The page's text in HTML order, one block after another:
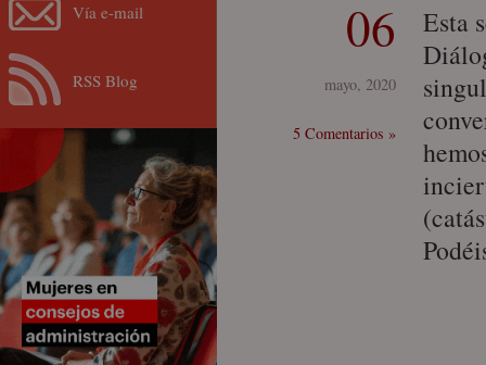
06
mayo, 2020
5 Comentarios »
Esta
Vía e-mail
RSS Blog